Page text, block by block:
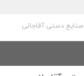
صنایع دستی آقاجانی